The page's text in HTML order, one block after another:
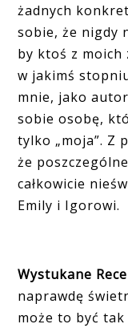
żadnych
sobie, że nigdy
by ktoś z moich
w jakimś
mnie, jako
sobie osobę,
tylko „moja”. Z
że
całkowicie
Emily i Igorowi.
Wystukane
naprawdę
może to być tak